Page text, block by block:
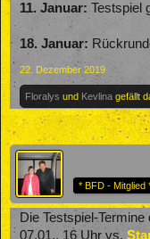
11. Januar: Testspiel
18. Januar:
22. Dezember 2019
Floralys und Kevlina gefällt
* BFD - Mitglied
Die Testspiel-Termine
07.01., 16 Uhr vs.